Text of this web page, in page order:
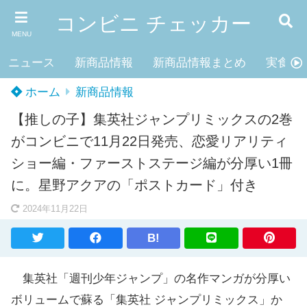
MENU コンビニ チェッカー
ニュース 新商品情報 新商品情報まとめ 実食レ
ホーム 新商品情報
【推しの子】集英社ジャンプリミックスの2巻
がコンビニで11月22日発売、恋愛リアリティ
ショー編・ファーストステージ編が分厚い1冊
に。星野アクアの「ポストカード」付き
2024年11月22日
B!
集英社「週刊少年ジャンプ」の名作マンガが分厚い
ボリュームで蘇る「集英社 ジャンプリミックス」か